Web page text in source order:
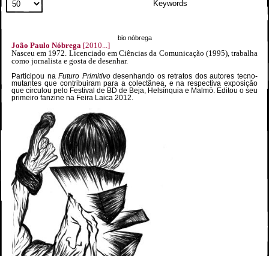
bio nóbrega
João Paulo Nóbrega [2010...]
Nasceu em 1972. Licenciado em Ciências da Comunicação (1995), trabalha
como jornalista e gosta de desenhar.
Participou naFuturo Primitivodesenhando os retratos dos autores tecno-
mutantes que contribuiram para a colectânea, e na respectiva exposição
que circulou pelo Festival de BD de Beja, Helsínquia e Malmö. Editou o seu
primeiro fanzine na Feira Laica 2012.